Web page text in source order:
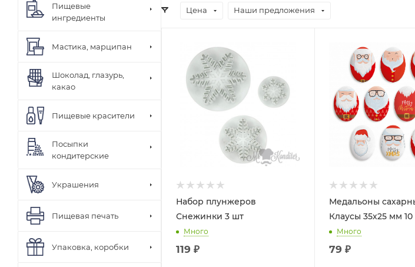
Цена Наши предложения
Набор плунжеров
Снежинки 3 шт
Много
119 ₽
Медальоны
Клаусы 35х25 мм
Много
79 ₽
Пищевые
ингредиенты
Мастика, марципан
Шоколад, глазурь,
какао
Пищевые красители
Посыпки
кондитерские
Украшения
Пищевая печать
Упаковка, коробки